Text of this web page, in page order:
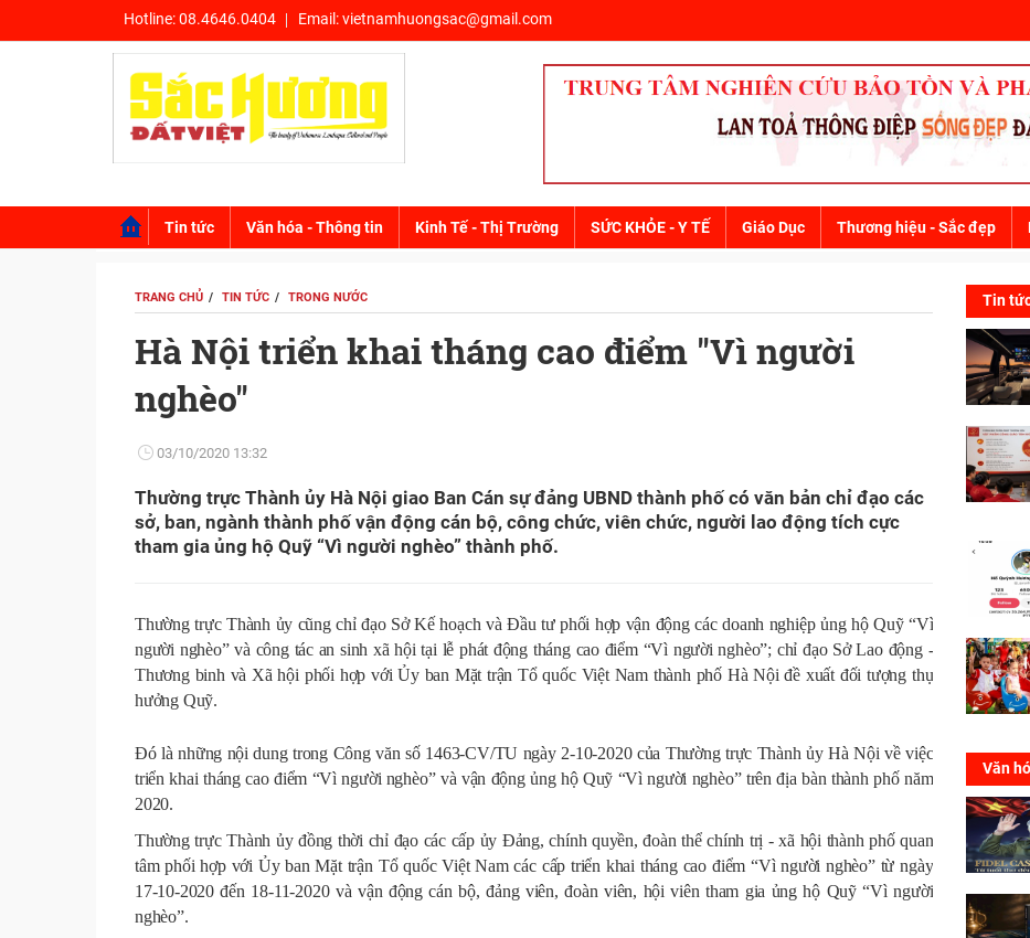
Hotline:08.4646.0404 Email:vietnamhuongsac@gmail.com
Tin tức Văn hóa - Thông tin Kinh Tế - Thị Trường SỨC KHỎE - Y TẾ Giáo Dục Thương hiệu - Sắc đẹp
TRANG CHỦ TIN TỨC TRONG NƯỚC
Hà Nội triển khai tháng cao điểm ''Vì người
nghèo''
03/10/2020 13:32
Thường trực Thành ủy Hà Nội giao Ban Cán sự đảng UBND thành phố có văn bản chỉ đạo các
sở, ban, ngành thành phố vận động cán bộ, công chức, viên chức, người lao động tích cực
tham gia ủng hộ Quỹ “Vì người nghèo” thành phố.
Thường trực Thành ủy cũng chỉ đạo Sở Kế hoạch và Đầu tư phối hợp vận động các doanh nghiệp ủng hộ Quỹ “Vì
người nghèo” và công tác an sinh xã hội tại lễ phát động tháng cao điểm “Vì người nghèo”; chỉ đạo Sở Lao động -
Thương binh và Xã hội phối hợp với Ủy ban Mặt trận Tổ quốc Việt Nam thành phố Hà Nội đề xuất đối tượng thụ
hưởng Quỹ.
Đó là những nội dung trong Công văn số 1463-CV/TU ngày 2-10-2020 của Thường trực Thành ủy Hà Nội về việc
triển khai tháng cao điểm “Vì người nghèo” và vận động ủng hộ Quỹ “Vì người nghèo” trên địa bàn thành phố năm
2020.
Thường trực Thành ủy đồng thời chỉ đạo các cấp ủy Đảng, chính quyền, đoàn thể chính trị - xã hội thành phố quan
tâm phối hợp với Ủy ban Mặt trận Tổ quốc Việt Nam các cấp triển khai tháng cao điểm “Vì người nghèo” từ ngày
17-10-2020 đến 18-11-2020 và vận động cán bộ, đảng viên, đoàn viên, hội viên tham gia ủng hộ Quỹ “Vì người
nghèo”.
Tin
Văn